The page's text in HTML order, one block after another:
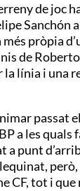
de joc
Sanchón
pròpia
de
la línia i
passat
a les
a punt
CF, tot i